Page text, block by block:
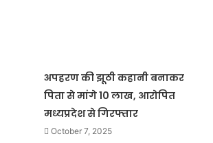
अपहरण की झूठी कहानी बनाकर
पिता से मांगे 10 लाख, आरोपित
मध्यप्रदेश से गिरफ्तार
October 7, 2025